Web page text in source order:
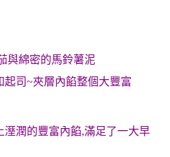
與綿密的馬鈴薯泥
司~夾層內餡整個大豐富
潤的豐富內餡,滿足了一大早